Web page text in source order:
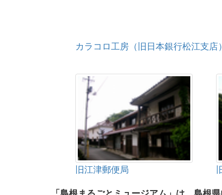
カラコロ工房（旧日本銀行松江支店
旧江津郵便局